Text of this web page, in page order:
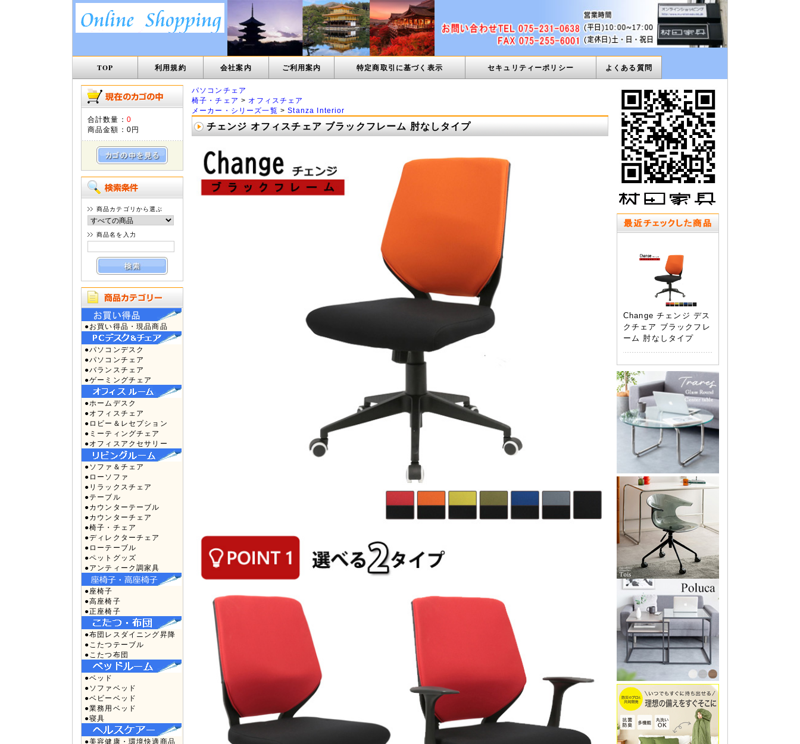
TOP 利用規約 会社案内 ご利用案内 特定商取引に基づく表示 セキュリティーポリシー よくある質問
合計数量： 0
商品金額： 0円
商品カテゴリから選ぶ
商品名を入力
●お買い得品・現品商品
●パソコンデスク
●パソコンチェア
●バランスチェア
●ゲーミングチェア
●ホームデスク
●オフィスチェア
●ロビー＆レセプション
●ミーティングチェア
●オフィスアクセサリー
●ソファ＆チェア
●ローソファ
●リラックスチェア
●テーブル
●カウンターテーブル
●カウンターチェア
●椅子・チェア
●ディレクターチェア
●ローテーブル
●ペットグッズ
●アンティーク調家具
●座椅子
●高座椅子
●正座椅子
●布団レスダイニング昇降
●こたつテーブル
●こたつ布団
●ベッド
●ソファベッド
●ベビーベッド
●業務用ベッド
●寝具
●美容健康・環境快適商品
パソコンチェア
椅子・チェア > オフィスチェア
メーカー・シリーズ一覧 >Stanza Interior
チェンジ オフィスチェア ブラックフレーム 肘なしタイプ
Change チェンジ デス
クチェア ブラックフレ
ーム 肘なしタイプ